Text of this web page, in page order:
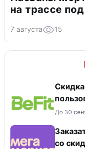
на трассе
7 августа 15
До 30
со скидкой 15%